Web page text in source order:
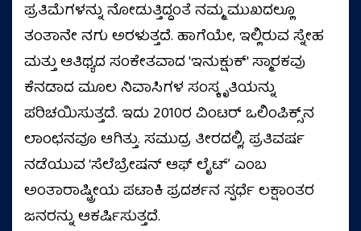
ಪ್ರತಿಮೆಗಳನ್ನು ನೋಡುತ್ತಿದ್ದಂತೆ ನಮ್ಮ ಮುಖದಲ್ಲೂ
ತಂತಾನೇ ನಗು ಅರಳುತ್ತದೆ. ಹಾಗೆಯೇ, ಇಲ್ಲಿರುವ ಸ್ನೇಹ
ಮತ್ತು ಆತಿಥ್ಯದ ಸಂಕೇತವಾದ 'ಇನುಕ್ಷುಕ್' ಸ್ಮಾರಕವು
ಕೆನಡಾದ ಮೂಲ ನಿವಾಸಿಗಳ ಸಂಸ್ಕೃತಿಯನ್ನು
ಪರಿಚಯಿಸುತ್ತದೆ. ಇದು 2010ರ ವಿಂಟರ್ ಒಲಿಂಪಿಕ್ಸ್‌ನ
ಲಾಂಛನವೂ ಆಗಿತ್ತು. ಸಮುದ್ರ ತೀರದಲ್ಲಿ, ಪ್ರತಿವರ್ಷ
ನಡೆಯುವ ‘ಸೆಲೆಬ್ರೇಷನ್ ಆಫ್ ಲೈಟ್ʼ ಎಂಬ
ಅಂತಾರಾಷ್ಟ್ರೀಯ ಪಟಾಕಿ ಪ್ರದರ್ಶನ ಸ್ಪರ್ಧೆ ಲಕ್ಷಾಂತರ
ಜನರನ್ನು ಆಕರ್ಷಿಸುತ್ತದೆ.